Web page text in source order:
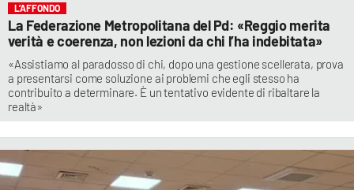
L’AFFONDO
La Federazione Metropolitana del Pd: «Reggio merita
verità e coerenza, non lezioni da chi l’ha indebitata»
«Assistiamo al paradosso di chi, dopo una gestione scellerata, prova
a presentarsi come soluzione ai problemi che egli stesso ha
contribuito a determinare. È un tentativo evidente di ribaltare la
realtà»